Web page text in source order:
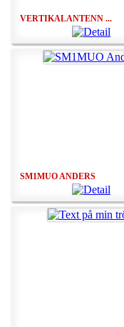
VERTIKALANTENN ...
SM1MUO ANDERS